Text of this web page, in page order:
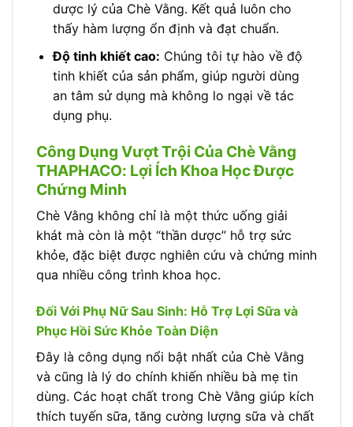
dược lý của Chè Vằng. Kết quả luôn cho
thấy hàm lượng ổn định và đạt chuẩn.
Độ tinh khiết cao: Chúng tôi tự hào về độ
tinh khiết của sản phẩm, giúp người dùng
an tâm sử dụng mà không lo ngại về tác
dụng phụ.
Công Dụng Vượt Trội Của Chè Vằng
THAPHACO: Lợi Ích Khoa Học Được
Chứng Minh
Chè Vằng không chỉ là một thức uống giải
khát mà còn là một “thần dược” hỗ trợ sức
khỏe, đặc biệt được nghiên cứu và chứng minh
qua nhiều công trình khoa học.
Đối Với Phụ Nữ Sau Sinh: Hỗ Trợ Lợi Sữa và
Phục Hồi Sức Khỏe Toàn Diện
Đây là công dụng nổi bật nhất của Chè Vằng
và cũng là lý do chính khiến nhiều bà mẹ tin
dùng. Các hoạt chất trong Chè Vằng giúp kích
thích tuyến sữa, tăng cường lượng sữa và chất